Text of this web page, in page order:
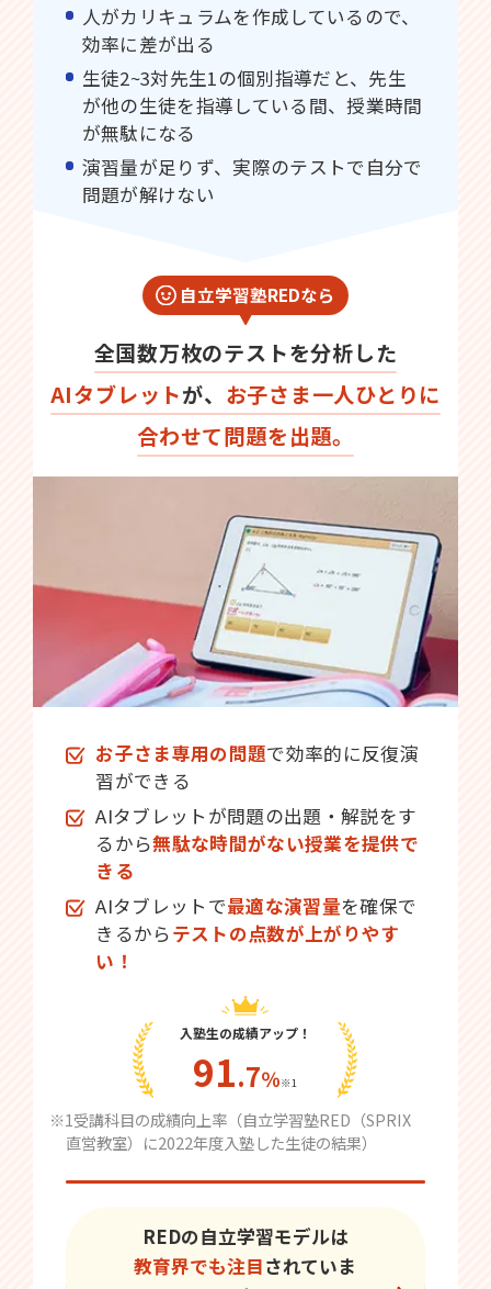
人がカリキュラムを作成しているので、
効率に差が出る
生徒2~3対先生1の個別指導だと、先生
が他の生徒を指導している間、授業時間
が無駄になる
演習量が足りず、実際のテストで自分で
問題が解けない
自立学習塾REDなら
全国数万枚のテストを分析した
AIタブレットが、 お子さま一人ひとりに
合わせて問題を出題。
お子さま専用の問題で効率的に反復演
習ができる
AIタブレットが問題の出題・解説をす
るから無駄な時間がない授業を提供で
きる
AIタブレットで最適な演習量を確保で
きるからテストの点数が上がりやす
い！
入塾生の成績アップ！
91.7％※1
※1受講科目の成績向上率（自立学習塾RED（SPRIX
直営教室）に2022年度入塾した生徒の結果）
REDの自立学習モデルは
教育界でも注目されていま